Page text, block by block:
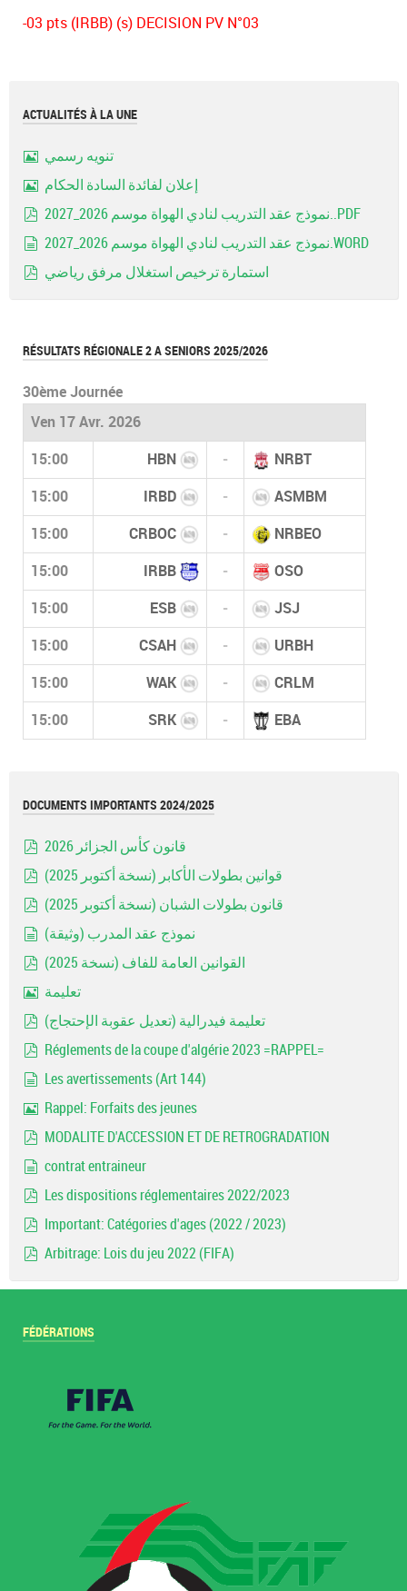
-03 pts (IRBB) (s) DECISION PV N°03
ACTUALITÉS À LA UNE
تنويه رسمي
إعلان لفائدة السادة الحكام
نموذج عقد التدريب لنادي الهواة موسم 2026_2027..PDF
نموذج عقد التدريب لنادي الهواة موسم 2026_2027.WORD
استمارة ترخيص استغلال مرفق رياضي
RÉSULTATS RÉGIONALE 2 A SENIORS 2025/2026
30ème Journée
Ven 17 Avr. 2026
15:00 HBN - NRBT
15:00 IRBD - ASMBM
15:00 CRBOC - NRBEO
15:00 IRBB - OSO
15:00 ESB - JSJ
15:00 CSAH - URBH
15:00 WAK - CRLM
15:00 SRK - EBA
DOCUMENTS IMPORTANTS 2024/2025
قانون كأس الجزائر 2026
قوانين بطولات الأكابر (نسخة أكتوبر 2025)
قانون بطولات الشبان (نسخة أكتوبر 2025)
نموذج عقد المدرب (وثيقة)
القوانين العامة للفاف (نسخة 2025)
تعليمة
تعليمة فيدرالية (تعديل عقوبة الإحتجاج)
Réglements de la coupe d'algérie 2023 =RAPPEL=
Les avertissements (Art 144)
Rappel: Forfaits des jeunes
MODALITE D'ACCESSION ET DE RETROGRADATION
contrat entraineur
Les dispositions réglementaires 2022/2023
Important: Catégories d'ages (2022 / 2023)
Arbitrage: Lois du jeu 2022 (FIFA)
FÉDÉRATIONS